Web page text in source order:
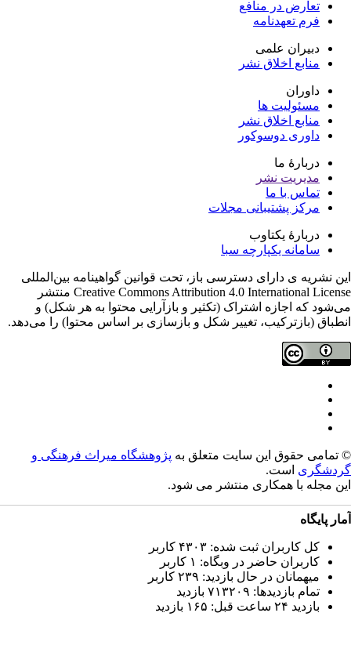
تعارض در منافع
فرم تعهدنامه
دبیران علمی
منابع اخلاق نشر
داوران
مسئولیت ها
منابع اخلاق نشر
داوری دوسوکور
دربارۀ ما
مدیریت نشر
تماس با ما
مرکز پشتیبانی مجلات
دربارۀ یکتاوب
سامانه یکپارچه سبا
نشریه ی دارای دسترسی باز، تحت قوانین گواهینامه بین‌المللی
Creative Commons Attribution 4.0 International License منتشر
که اجازه اشتراک (تکثیر و بازآرایی محتوا به هر شکل) و
(بازترکیب، تغییر شکل و بازسازی بر اساس محتوا) را می‌دهد.
تمامی حقوق این سایت متعلق بهپژوهشگاه میراث فرهنگی و
است.
مجله با همکاریمنتشر می شود.
پایگاه
کل کاربران ثبت شده: ۴۳۰۳ کاربر
کاربران حاضر در وبگاه: ۱ کاربر
میهمانان در حال بازدید: ۲۳۹ کاربر
تمام بازدید‌ها: ۷۱۳۲۰۹ بازدید
بازدید ۲۴ ساعت قبل: ۱۶۵ بازدید